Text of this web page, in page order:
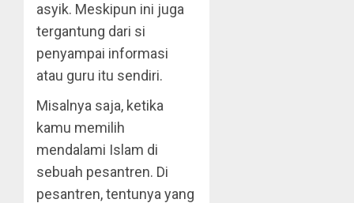
asyik. Meskipun ini juga
tergantung dari si
penyampai informasi
atau guru itu sendiri.
Misalnya saja, ketika
kamu memilih
mendalami Islam di
sebuah pesantren. Di
pesantren, tentunya yang